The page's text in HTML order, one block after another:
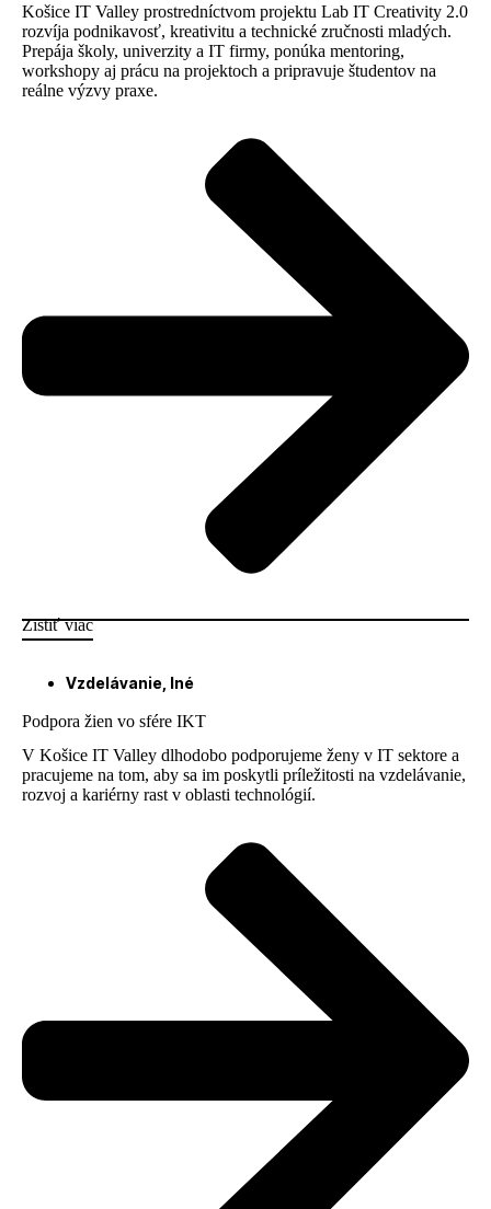
Košice IT Valley prostredníctvom projektu Lab IT Creativity 2.0
rozvíja podnikavosť, kreativitu a technické zručnosti mladých.
Prepája školy, univerzity a IT firmy, ponúka mentoring,
workshopy aj prácu na projektoch a pripravuje študentov na
reálne výzvy praxe.
Zistiť viac
Vzdelávanie Iné
Podpora žien vo sfére IKT
V Košice IT Valley dlhodobo podporujeme ženy v IT sektore a
pracujeme na tom, aby sa im poskytli príležitosti na vzdelávanie,
rozvoj a kariérny rast v oblasti technológií.